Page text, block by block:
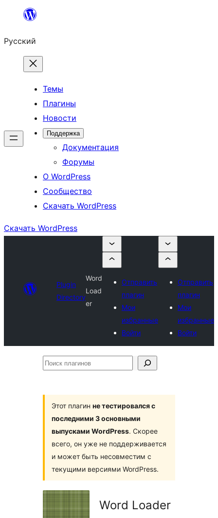
Перейти
содержимому
Русский
Темы
Плагины
Новости
Поддержка
Документация
Форумы
О WordPress
Сообщество
Скачать WordPress
Скачать WordPress
Plugin
Directory
Word
Load
er
Отправить
плагин
Мои
избранные
Войти
Отправить
плагин
Мои
избранные
Войти
Поиск
Этот плагин не тестировался с
последними 3 основными
выпусками WordPress. Скорее
всего, он уже не поддерживается
и может быть несовместим с
текущими версиями WordPress.
Word Loader